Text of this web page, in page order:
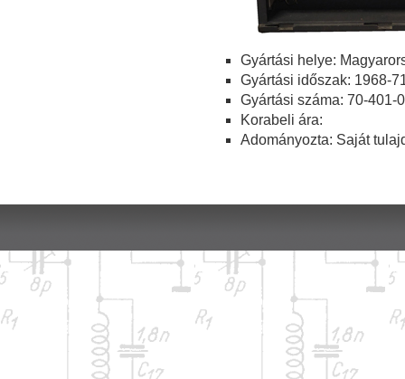
Gyártási helye:
Gyártási időszak: 1968-
Gyártási száma: 70-401-
Korabeli ára:
Adományozta: Saját